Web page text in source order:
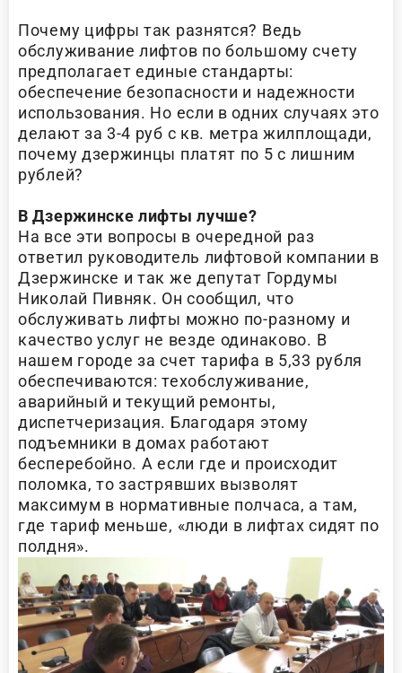
Почему цифры так разнятся? Ведь
обслуживание лифтов по большому счету
предполагает единые стандарты:
обеспечение безопасности и надежности
использования. Но если в одних случаях это
делают за 3-4 руб с кв. метра жилплощади,
почему дзержинцы платят по 5 с лишним
рублей?
В Дзержинске лифты лучше?
На все эти вопросы в очередной раз
ответил руководитель лифтовой компании в
Дзержинске и так же депутат Гордумы
Николай Пивняк. Он сообщил, что
обслуживать лифты можно по-разному и
качество услуг не везде одинаково. В
нашем городе за счет тарифа в 5,33 рубля
обеспечиваются: техобслуживание,
аварийный и текущий ремонты,
диспетчеризация. Благодаря этому
подъемники в домах работают
бесперебойно. А если где и происходит
поломка, то застрявших вызволят
максимум в нормативные полчаса, а там,
где тариф меньше, «люди в лифтах сидят по
полдня».